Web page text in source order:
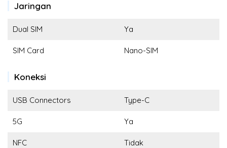
Jaringan
Dual SIM Ya
SIM Card Nano-SIM
Koneksi
USB Connectors Type-C
5G Ya
NFC Tidak